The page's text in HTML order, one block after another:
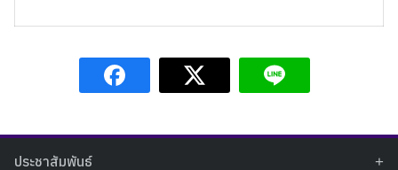
ประชาสัมพันธ์